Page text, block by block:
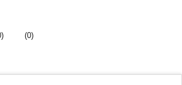
) (0)